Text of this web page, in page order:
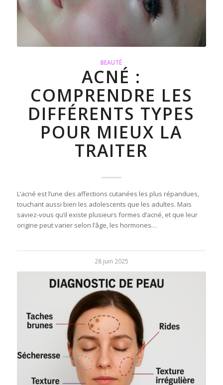
BEAUTÉ
ACNÉ :
COMPRENDRE LES
DIFFÉRENTS TYPES
POUR MIEUX LA
TRAITER
L’acné est l’une des affections cutanées les plus répandues,
touchant aussi bien les adolescents que les adultes. Mais
saviez-vous qu’il existe plusieurs formes d’acné, et que leur
origine peut varier selon l’âge, les hormones…
28 juin 2025